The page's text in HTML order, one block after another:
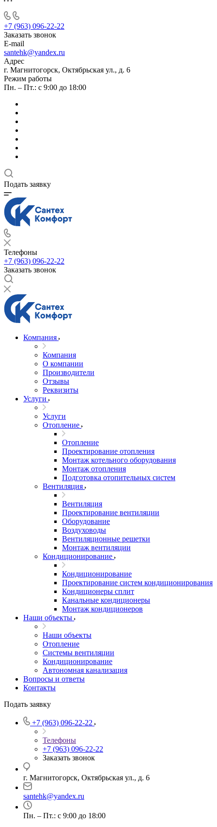
+7 (963) 096-22-22
Заказать звонок
E-mail
santehk@yandex.ru
Адрес
г. Магнитогорск, Октябрьская ул., д. 6
Режим работы
Пн. – Пт.: с 9:00 до 18:00
Подать заявку
Телефоны
+7 (963) 096-22-22
Заказать звонок
Компания
Компания
О компании
Производители
Отзывы
Реквизиты
Услуги
Услуги
Отопление
Отопление
Проектирование отопления
Монтаж котельного оборудования
Монтаж отопления
Подготовка отопительных систем
Вентиляция
Вентиляция
Проектирование вентиляции
Оборудование
Воздуховоды
Вентиляционные решетки
Монтаж вентиляции
Кондиционирование
Кондиционирование
Проектирование систем кондиционирования
Кондиционеры сплит
Канальные кондиционеры
Монтаж кондиционеров
Наши объекты
Наши объекты
Отопление
Системы вентиляции
Кондиционирование
Автономная канализация
Вопросы и ответы
Контакты
Подать заявку
+7 (963) 096-22-22
Телефоны
+7 (963) 096-22-22
Заказать звонок
г. Магнитогорск, Октябрьская ул., д. 6
santehk@yandex.ru
Пн. – Пт.: с 9:00 до 18:00